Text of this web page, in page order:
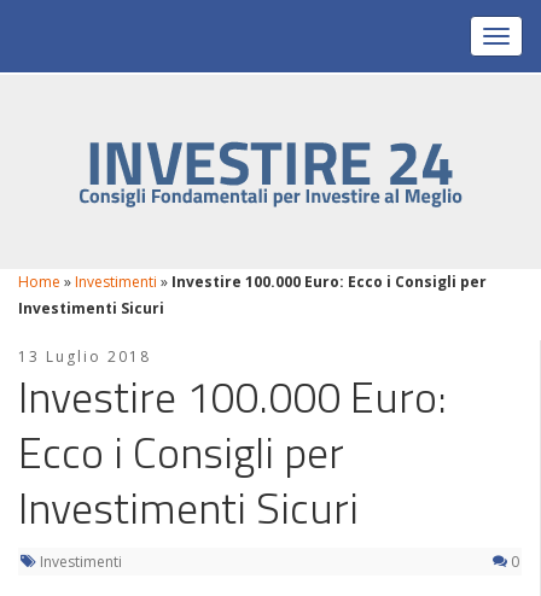
Home »Investimenti » Investire 100.000 Euro: Ecco i Consigli per
Investimenti Sicuri
13 Luglio 2018
Investire 100.000 Euro:
Ecco i Consigli per
Investimenti Sicuri
Investimenti 0